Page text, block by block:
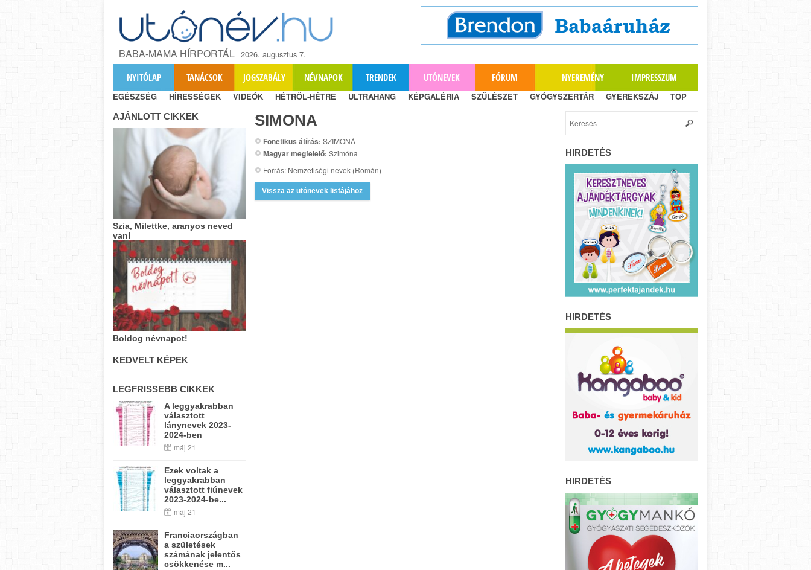
BABA-MAMA HÍRPORTÁL 2026. augusztus 7.
NYITÓLAP TANÁCSOK JOGSZABÁLY NÉVNAPOK TRENDEK UTÓNEVEK FÓRUM NYEREMÉNY IMPRESSZUM
EGÉSZSÉG HÍRESSÉGEK VIDEÓK HÉTRŐL-HÉTRE ULTRAHANG KÉPGALÉRIA SZÜLÉSZET GYÓGYSZERTÁR GYEREKSZÁJ TOP
SIMONA
Fonetikus átírás: SZIMONÁ
Magyar megfelelő: Szimóna
Forrás: Nemzetiségi nevek (Román)
Vissza az utónevek listájához
AJÁNLOTT CIKKEK
Szia, Milettke, aranyos neved
van!
Boldog névnapot!
KEDVELT KÉPEK
LEGFRISSEBB CIKKEK
A leggyakrabban
választott
lánynevek 2023-
2024-ben
máj 21
Ezek voltak a
leggyakrabban
választott fiúnevek
2023-2024-be...
máj 21
Franciaországban
a születések
számának jelentős
csökkenése m...
HIRDETÉS
HIRDETÉS
HIRDETÉS